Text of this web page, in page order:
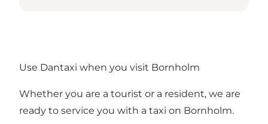
Use Dantaxi when you visit Bornholm
Whether you are a tourist or a resident, we are
ready to service you with a taxi on Bornholm.